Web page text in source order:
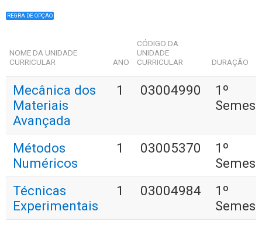
REGRA DE OPÇÃO
NOME DA UNIDADE
CURRICULAR
ANO
CÓDIGO DA
UNIDADE
CURRICULAR
DURAÇÃO
Mecânica dos
Materiais
Avançada
1 03004990
1º
Métodos
Numéricos
1 03005370
1º
Técnicas
Experimentais
1 03004984
1º